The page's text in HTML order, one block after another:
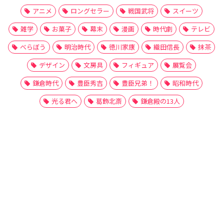
アニメ
ロングセラー 戦国武将
スイーツ
雑学
お菓子 幕末 漫画 時代劇
テレビ
べらぼう
明治時代 徳川家康 織田信長
抹茶
デザイン
文房具 フィギュア
展覧会
鎌倉時代
豊臣秀吉 豊臣兄弟！
昭和時代
光る君へ
葛飾北斎 鎌倉殿の13人